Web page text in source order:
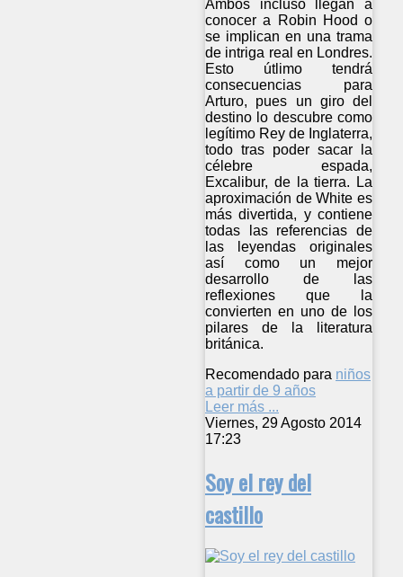
Ambos incluso llegan a
conocer a Robin Hood o
se implican en una trama
de intriga real en Londres.
Esto útlimo tendrá
consecuencias para
Arturo, pues un giro del
destino lo descubre como
legítimo Rey de Inglaterra,
todo tras poder sacar la
célebre espada,
Excalibur, de la tierra. La
aproximación de White es
más divertida, y contiene
todas las referencias de
las leyendas originales
así como un mejor
desarrollo de las
reflexiones que la
convierten en uno de los
pilares de la literatura
británica.
Recomendado para niños
a partir de 9 años
Leer más ...
Viernes, 29 Agosto 2014
17:23
Soy el rey del
castillo